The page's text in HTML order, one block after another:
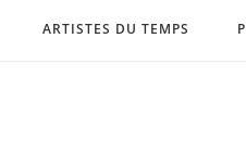
ARTISTES DU TEMPS